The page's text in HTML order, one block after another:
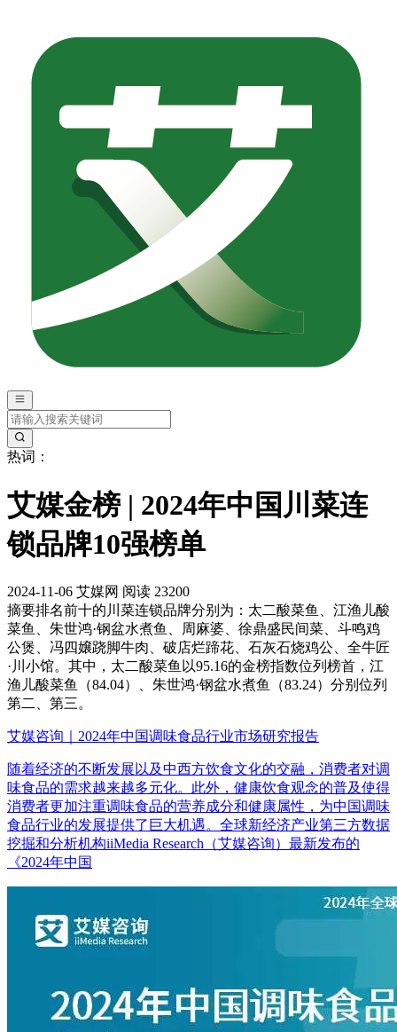
热词：
艾媒金榜 | 2024年中国川菜连
锁品牌10强榜单
2024-11-06 艾媒网 阅读 23200
摘要排名前十的川菜连锁品牌分别为：太二酸菜鱼、江渔儿酸
菜鱼、朱世鸿·钢盆水煮鱼、周麻婆、徐鼎盛民间菜、斗鸣鸡
公煲、冯四嬢跷脚牛肉、破店烂蹄花、石灰石烧鸡公、全牛匠
·川小馆。其中，太二酸菜鱼以95.16的金榜指数位列榜首，江
渔儿酸菜鱼（84.04）、朱世鸿·钢盆水煮鱼（83.24）分别位列
第二、第三。
艾媒咨询｜2024年中国调味食品行业市场研究报告
随着经济的不断发展以及中西方饮食文化的交融，消费者对调
味食品的需求越来越多元化。此外，健康饮食观念的普及使得
消费者更加注重调味食品的营养成分和健康属性，为中国调味
食品行业的发展提供了巨大机遇。全球新经济产业第三方数据
挖掘和分析机构iiMedia Research（艾媒咨询）最新发布的
《2024年中国